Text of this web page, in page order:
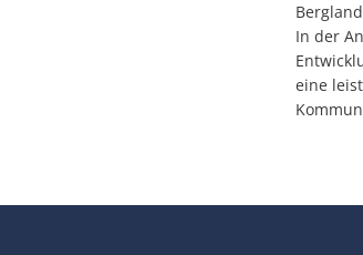
In der
eine